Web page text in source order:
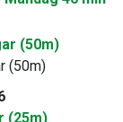
(50m)
(50m)
(25m)